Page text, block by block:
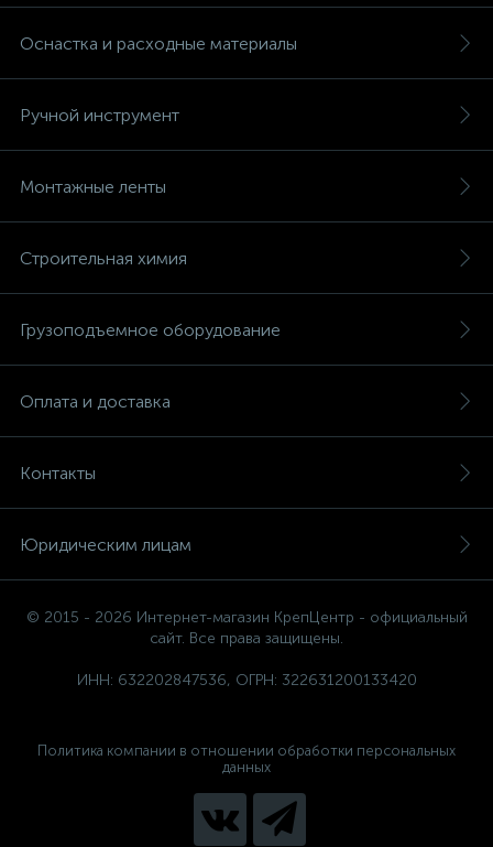
Оснастка и расходные материалы
Ручной инструмент
Монтажные ленты
Строительная химия
Грузоподъемное оборудование
Оплата и доставка
Контакты
Юридическим лицам
© 2015 - 2026 Интернет-магазин КрепЦентр - официальный
сайт. Все права защищены.
ИНН: 632202847536, ОГРН: 322631200133420
Политика компании в отношении обработки персональных
данных